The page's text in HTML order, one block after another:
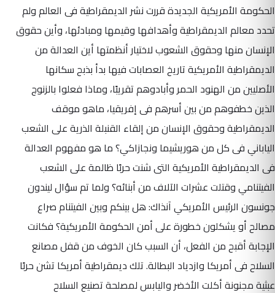
الحكومة الأمريكية الجديدة قررت نشر الديمقراطية فى العالم ولم
تحدد معالم الديمقراطية وأهدافها وقيمها ومبادئها، وأين حقوق
الإنسان منها وحقوق الشعوب لاختيار أنظمتها أين العدالة من
الديمقراطية الأمريكية تاريخ العصابات فيها بدأ بذبح سكانها
الأصليين من الهنود الحمر وأبادوهم تقريبًا، وماذا فعلوا بالزنوج
الذين خطفوهم من بين أسرهم فى إفريقيا، ماهو موقف
الديمقراطية وحقوق الإنسان من إلقاء القنبلة الذرية على الشعب
الياباني فى كل من هوريشيما ونجازاكي؟ ما هو مفهوم العدالة
فى الديمقراطية الأمريكية التى شنت حربًا ظالمة على الشعب
الفيتنامي وقتلت عشرات الآلاف من أبنائه؟ ولما تم سؤال ليندون
جونسون الرئيس الأمريكي آنذاك: هل بينكم وبين الفيتنام صراع
مصالح أو يشكلون خطورة على أمن الحكومة الأمريكية؟ فكانت
الإجابة أقبح من الفعل، أن السبب كان الخوف من قفل مصانع
السلاح فى أمريكا وازدياد البطالة. تلك ديمقراطية أمريكا تشن حربًا
عبثية مجنونة أكلت الأخضر واليابس لمصلحة تصنيع السلاح